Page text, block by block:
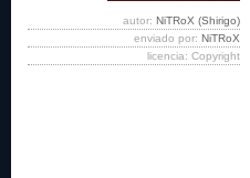
autor: NiTRoX (Shirigo)
enviado por: NiTRoX
licencia: Copyright